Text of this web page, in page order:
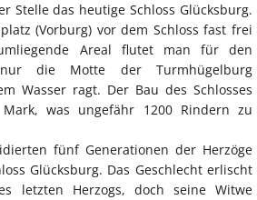
Stelle das heutige Schloss Glücksburg.
(Vorburg) vor dem Schloss fast frei
Areal flutet man für den
nur die Motte der Turmhügelburg
Wasser ragt. Der Bau des Schlosses
was ungefähr 1200 Rindern zu
fünf Generationen der Herzöge
Glücksburg. Das Geschlecht erlischt
letzten Herzogs, doch seine Witwe